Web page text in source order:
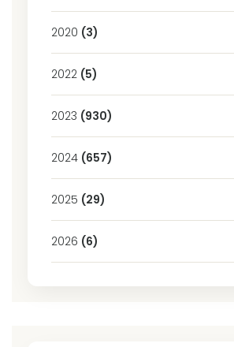
2020 (3)
2022 (5)
2023 (930)
2024 (657)
2025 (29)
2026 (6)